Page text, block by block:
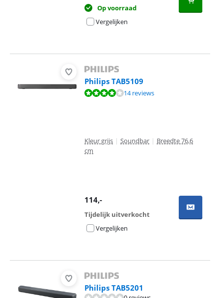
Op voorraad
Vergelijken
Philips TAB5109
Beoordeling is 8,3 van de 10, gebaseerd op 14 reviews.
14 reviews
Kleur grijs | Soundbar | Breedte 76,6
cm
114,-
Tijdelijk uitverkocht
Vergelijken
Philips TAB5201